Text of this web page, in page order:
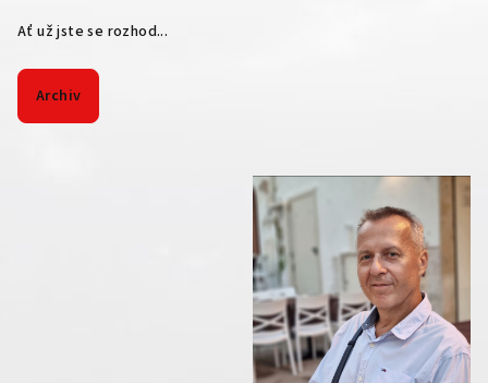
Ať už jste se rozhod...
Archiv